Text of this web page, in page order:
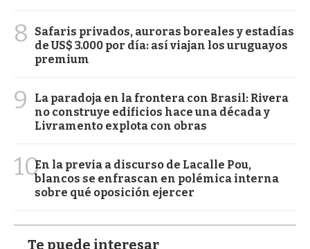
8
Safaris privados, auroras boreales y estadías
de US$ 3.000 por día: así viajan los uruguayos
premium
9
La paradoja en la frontera con Brasil: Rivera
no construye edificios hace una década y
Livramento explota con obras
10En la previa a discurso de Lacalle Pou,
blancos se enfrascan en polémica interna
sobre qué oposición ejercer
Te puede interesar